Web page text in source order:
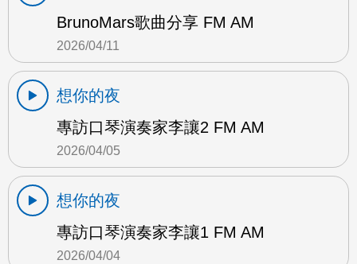
BrunoMars歌曲分享 FM AM
2026/04/11
想你的夜
專訪口琴演奏家李讓2 FM AM
2026/04/05
想你的夜
專訪口琴演奏家李讓1 FM AM
2026/04/04